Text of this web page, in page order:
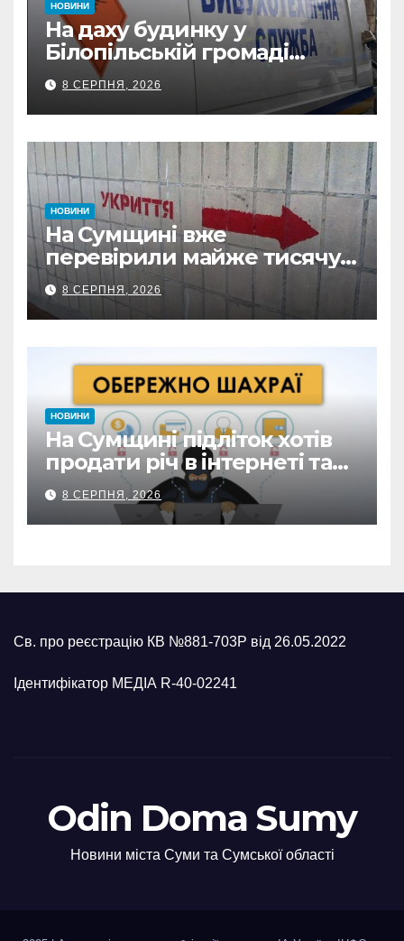
НОВИНИ
На даху будинку у
Білопільській громаді
знайшли 120-мм міну
8 СЕРПНЯ, 2026
НОВИНИ
На Сумщині вже
перевірили майже тисячу
укриттів: де виявили
замкнені двері
8 СЕРПНЯ, 2026
НОВИНИ
На Сумщині підліток хотів
продати річ в інтернеті та
втратив 39,2 тис. грн з
карток матері
8 СЕРПНЯ, 2026
Св. про реєстрацію КВ №881-703Р від 26.05.2022
Ідентифікатор МЕДІА R-40-02241
Odin Doma Sumy
Новини міста Суми та Сумської області